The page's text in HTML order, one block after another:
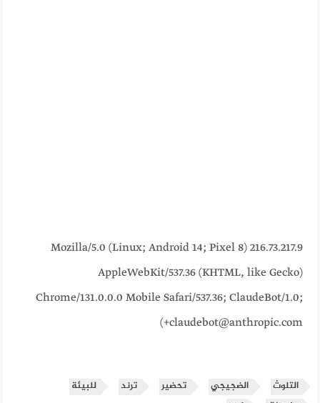
216.73.217.9 Mozilla/5.0 (Linux; Android 14; Pixel 8)
AppleWebKit/537.36 (KHTML, like Gecko)
Chrome/131.0.0.0 Mobile Safari/537.36; ClaudeBot/1.0;
+claudebot@anthropic.com)
التلوث الضجيجي تحضير ترند
للبيئة